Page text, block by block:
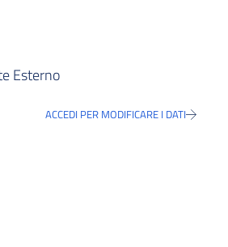
Esterno
ACCEDI PER MODIFICARE I DATI